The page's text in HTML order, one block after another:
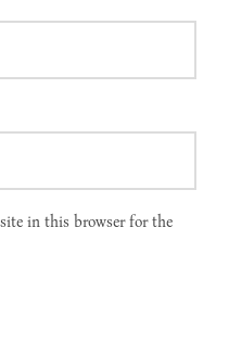
in this browser for the